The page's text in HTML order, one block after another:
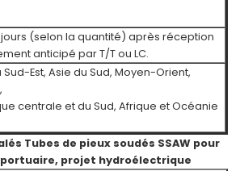
jours (selon la quantité) après réception
anticipé par T/T ou LC.
Sud-Est, Asie du Sud, Moyen-Orient,
centrale et du Sud, Afrique et Océanie
Tubes de pieux soudés SSAW pour
projet hydroélectrique